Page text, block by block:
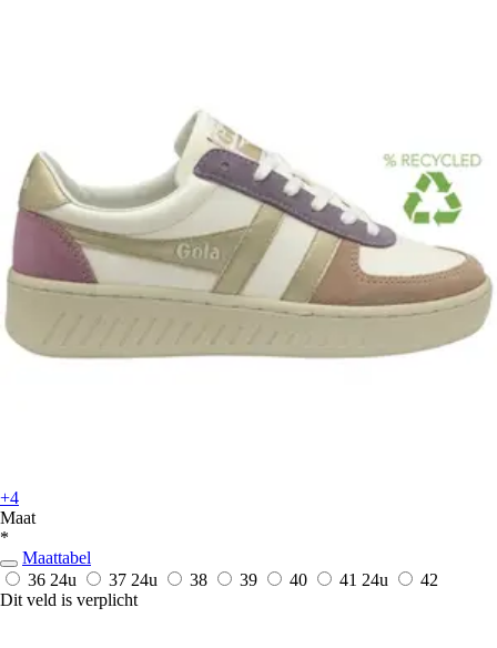
+4
Maat
*
Maattabel
36 24u 37 24u 38 39 40 41 24u
42
Dit veld is verplicht